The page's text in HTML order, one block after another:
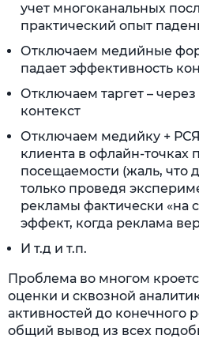
учет многоканальных
практический опыт
Отключаем медийные
падает эффективность
Отключаем таргет –
контекст
Отключаем медийку +
клиента в офлайн-точках
посещаемости (жаль, что
только проведя
рекламы фактически «на
эффект, когда реклама
И т.д и т.п.
Проблема во многом
оценки и сквозной
активностей до конечного
общий вывод из всех